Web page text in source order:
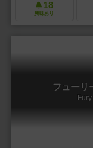
18
興味あり
フューリ